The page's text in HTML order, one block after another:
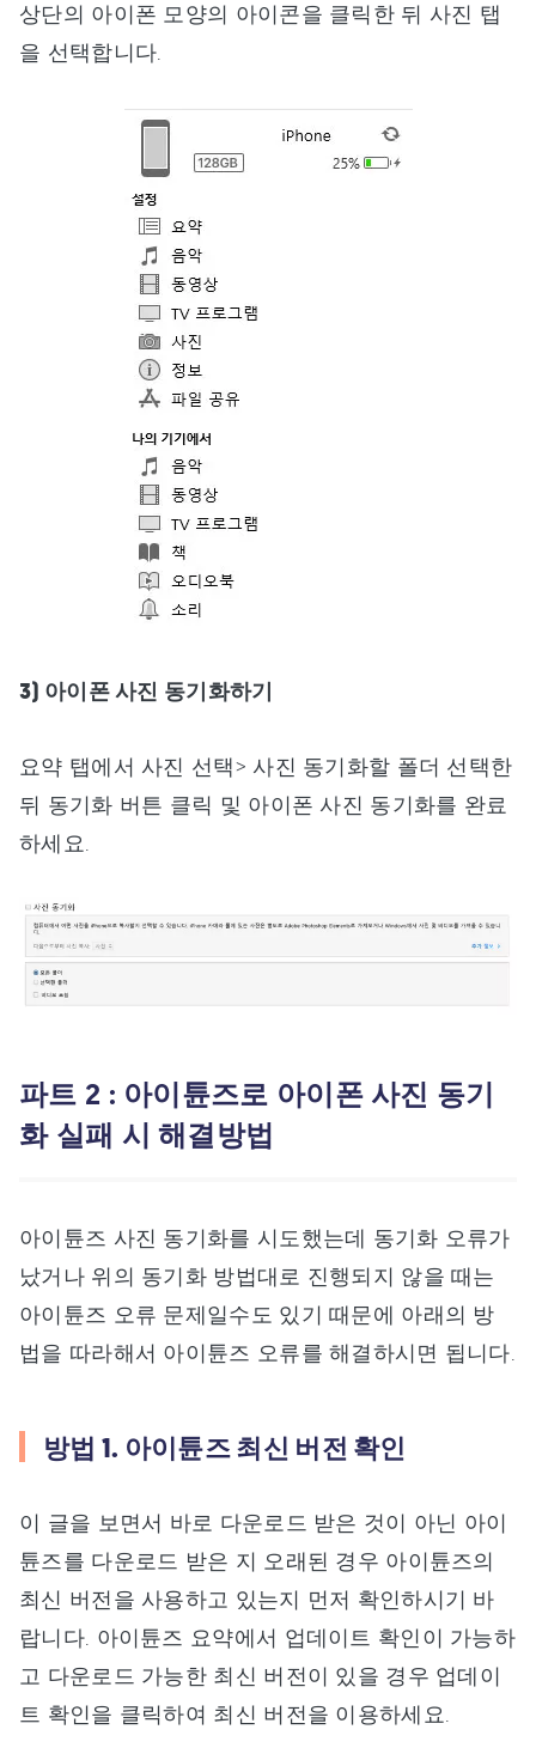
상단의 아이폰 모양의 아이콘을 클릭한 뒤 사진 탭
을 선택합니다.
3) 아이폰 사진 동기화하기
요약 탭에서 사진 선택> 사진 동기화할 폴더 선택한
뒤 동기화 버튼 클릭 및 아이폰 사진 동기화를 완료
하세요.
파트 2 : 아이튠즈로 아이폰 사진 동기
화 실패 시 해결방법
아이튠즈 사진 동기화를 시도했는데 동기화 오류가
났거나 위의 동기화 방법대로 진행되지 않을 때는
아이튠즈 오류 문제일수도 있기 때문에 아래의 방
법을 따라해서 아이튠즈 오류를 해결하시면 됩니다.
방법 1. 아이튠즈 최신 버전 확인
이 글을 보면서 바로 다운로드 받은 것이 아닌 아이
튠즈를 다운로드 받은 지 오래된 경우 아이튠즈의
최신 버전을 사용하고 있는지 먼저 확인하시기 바
랍니다. 아이튠즈 요약에서 업데이트 확인이 가능하
고 다운로드 가능한 최신 버전이 있을 경우 업데이
트 확인을 클릭하여 최신 버전을 이용하세요.